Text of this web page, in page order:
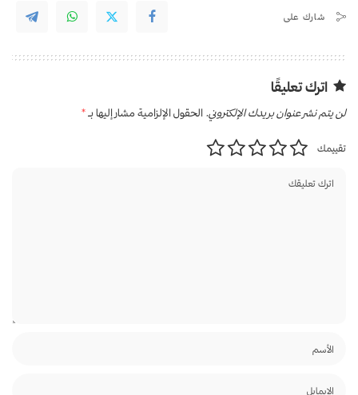
شارك على
اترك تعليقًا
لن يتم نشر عنوان بريدك الإلكتروني. الحقول الإلزامية مشار إليها بـ*
تقييمك